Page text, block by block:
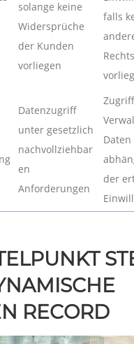
solange keine
Widersprüche
der Kunden
vorliegen
falls
Datenzugriff
unter gesetzlich
nachvollziehbar
en
Anforderungen
der
RECORD